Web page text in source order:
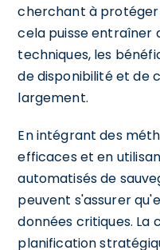
cherchant à protéger
cela puisse entraîner
techniques, les
de disponibilité et de
largement.
En intégrant des
efficaces et en
automatisés de
peuvent s'assurer
données critiques. La
planification